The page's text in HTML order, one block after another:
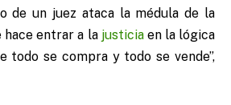
de un juez ataca la médula de la
hace entrar a la justiciaen la lógica
todo se compra y todo se vende”,